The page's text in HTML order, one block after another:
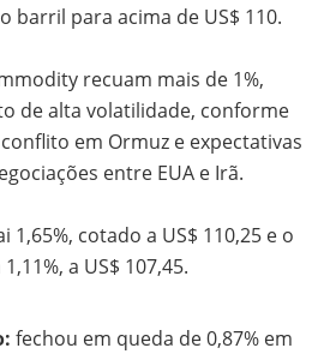
barril para acima de US$ 110.
recuam mais de 1%,
de alta volatilidade, conforme
em Ormuz e expectativas
entre EUA e Irã.
1,65%, cotado a US$ 110,25 e o
a US$ 107,45.
fechou em queda de 0,87% em